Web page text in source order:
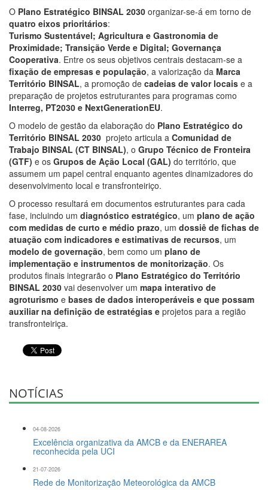
O Plano Estratégico BINSAL 2030 organizar-se-á em torno de
quatro eixos prioritários:
Turismo Sustentável; Agricultura e Gastronomia de
Proximidade; Transição Verde e Digital; Governança
Cooperativa. Entre os seus objetivos centrais destacam-se a
fixação de empresas e população, a valorização da Marca
Território BINSAL, a promoção de cadeias de valor locais e a
preparação de projetos estruturantes para programas como
Interreg, PT2030 e NextGenerationEU.
O modelo de gestão da elaboração do Plano Estratégico do
Território BINSAL 2030 projeto articula a Comunidad de
Trabajo BINSAL (CT BINSAL), o Grupo Técnico de Fronteira
(GTF) e os Grupos de Ação Local (GAL) do território, que
assumem um papel central enquanto agentes dinamizadores do
desenvolvimento local e transfronteiriço.
O processo resultará em documentos estruturantes para cada
fase, incluindo um diagnóstico estratégico, um plano de ação
com medidas de curto e médio prazo, um dossiê de fichas de
atuação com indicadores e estimativas de recursos, um
modelo de governação, bem como um plano de
implementação e instrumentos de monitorização. Os
produtos finais integrarão o Plano Estratégico do Território
BINSAL 2030 vai desenvolver um mapa interativo de
agroturismo e bases de dados interoperáveis e que possam
auxiliar na definição de estratégias e projetos para a região
transfronteiriça.
NOTÍCIAS
04-08-2026
Excelência organizativa da AMCB e da ENERAREA
reconhecida pela UCI
21-07-2026
Rede de Monitorização Meteorológica da AMCB